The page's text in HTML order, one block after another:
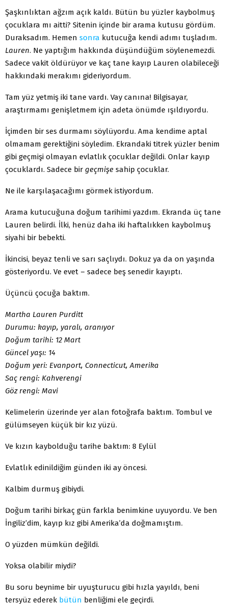
Şaşkınlıktan ağzım açık kaldı. Bütün bu yüzler kaybolmuş
çocuklara mı aitti? Sitenin içinde bir arama kutusu gördüm.
Duraksadım. Hemen sonra kutucuğa kendi adımı tuşladım.
Lauren. Ne yaptığım hakkında düşündüğüm söylenemezdi.
Sadece vakit öldürüyor ve kaç tane kayıp Lauren olabileceği
hakkındaki merakımı gideriyordum.
Tam yüz yetmiş iki tane vardı. Vay canına! Bilgisayar,
araştırmamı genişletmem için adeta önümde ışıldıyordu.
İçimden bir ses durmamı söylüyordu. Ama kendime aptal
olmamam gerektiğini söyledim. Ekrandaki titrek yüzler benim
gibi geçmişi olmayan evlatlık çocuklar değildi. Onlar kayıp
çocuklardı. Sadece bir geçmişe sahip çocuklar.
Ne ile karşılaşacağımı görmek istiyordum.
Arama kutucuğuna doğum tarihimi yazdım. Ekranda üç tane
Lauren belirdi. İlki, henüz daha iki haftalıkken kaybolmuş
siyahi bir bebekti.
İkincisi, beyaz tenli ve sarı saçlıydı. Dokuz ya da on yaşında
gösteriyordu. Ve evet – sadece beş senedir kayıptı.
Üçüncü çocuğa baktım.
Martha Lauren Purditt
Durumu: kayıp, yaralı, aranıyor
Doğum tarihi: 12 Mart
Güncel yaşı: 14
Doğum yeri: Evanport, Connecticut, Amerika
Saç rengi: Kahverengi
Göz rengi: Mavi
Kelimelerin üzerinde yer alan fotoğrafa baktım. Tombul ve
gülümseyen küçük bir kız yüzü.
Ve kızın kaybolduğu tarihe baktım: 8 Eylül
Evlatlık edinildiğim günden iki ay öncesi.
Kalbim durmuş gibiydi.
Doğum tarihi birkaç gün farkla benimkine uyuyordu. Ve ben
İngiliz’dim, kayıp kız gibi Amerika’da doğmamıştım.
O yüzden mümkün değildi.
Yoksa olabilir miydi?
Bu soru beynime bir uyuşturucu gibi hızla yayıldı, beni
tersyüz ederek bütün benliğimi ele geçirdi.